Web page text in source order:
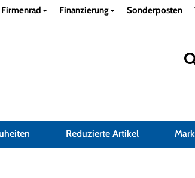
Firmenrad Finanzierung Sonderposten
Reduzierte Artikel